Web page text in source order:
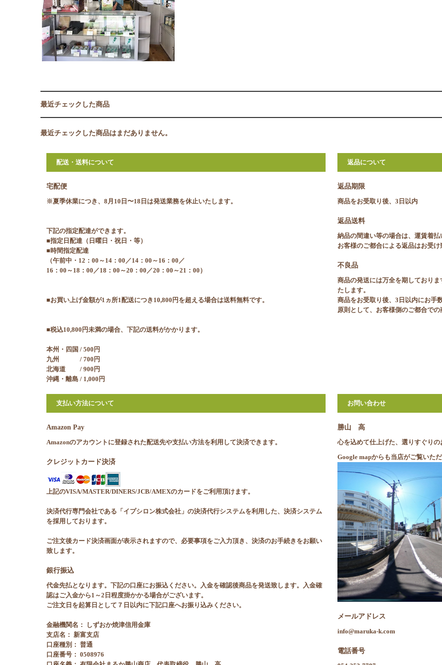
最近チェックした商品
最近チェックした商品はまだありません。
配送・送料について
宅配便
※夏季休業につき、8月10日〜18日は発送業務を休止いたします。
下記の指定配達ができます。
■指定日配達（日曜日・祝日・等）
■時間指定配達
（午前中・12：00～14：00／14：00～16：00／
16：00～18：00／18：00～20：00／20：00～21：00）
■お買い上げ金額が1ヵ所1配送につき10,800円を超える場合は送料無料です。
■税込10,800円未満の場合、下記の送料がかかります。
本州・四国 / 500円
九州 / 700円
北海道 / 900円
沖縄・離島 / 1,000円
返品について
返品期限
商品をお受取り後、3日以内
返品送料
納品の間違い等の場合は、運賃着払
お客様のご都合による返品はお受け
不良品
商品の発送には万全を期しており
たします。
商品をお受取り後、3日以内にお手
原則として、お客様側のご都合で
支払い方法について
Amazon Pay
Amazonのアカウントに登録された配送先や支払い方法を利用して決済できます。
クレジットカード決済
上記のVISA/MASTER/DINERS/JCB/AMEXのカードをご利用頂けます。
決済代行専門会社である「イプシロン株式会社」の決済代行システムを利用した、決済システム
を採用しております。
ご注文後カード決済画面が表示されますので、必要事項をご入力頂き、決済のお手続きをお願い
致します。
銀行振込
代金先払となります。下記の口座にお振込ください。入金を確認後商品を発送致します。入金確
認はご入金から1～2日程度掛かかる場合がございます。
ご注文日を起算日として７日以内に下記口座へお振り込みください。
金融機関名： しずおか焼津信用金庫
支店名： 新富支店
口座種別： 普通
口座番号： 0508976
お問い合わせ
勝山 高
心を込めて仕上げた、選りすぐりの
Google mapからも当店がご覧いた
メールアドレス
info@maruka-k.com
電話番号